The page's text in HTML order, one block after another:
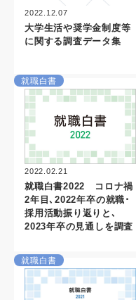
2022.12.07
大学生活や奨学金制度等
に関する調査データ集
就職白書
2022.02.21
就職白書2022 コロナ禍
2年目､2022年卒の就職･
採用活動振り返りと､
2023年卒の見通しを調査
就職白書